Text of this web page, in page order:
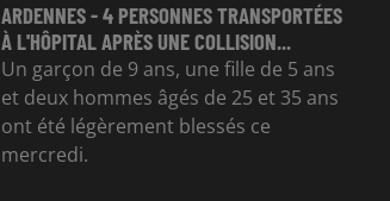
ARDENNES - 4 PERSONNES TRANSPORTÉES
À L'HÔPITAL APRÈS UNE COLLISION...
Un garçon de 9 ans, une fille de 5 ans
et deux hommes âgés de 25 et 35 ans
ont été légèrement blessés ce
mercredi.